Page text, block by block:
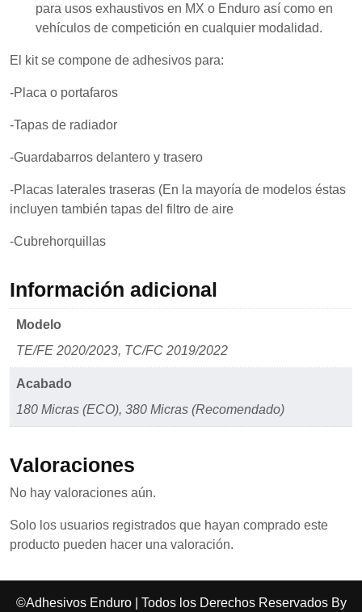
para usos exhaustivos en MX o Enduro así como en
vehículos de competición en cualquier modalidad.
El kit se compone de adhesivos para:
-Placa o portafaros
-Tapas de radiador
-Guardabarros delantero y trasero
-Placas laterales traseras (En la mayoría de modelos éstas
incluyen también tapas del filtro de aire
-Cubrehorquillas
Información adicional
Modelo
TE/FE 2020/2023, TC/FC 2019/2022
Acabado
180 Micras (ECO), 380 Micras (Recomendado)
Valoraciones
No hay valoraciones aún.
Solo los usuarios registrados que hayan comprado este
producto pueden hacer una valoración.
©Adhesivos Enduro | Todos los Derechos Reservados By